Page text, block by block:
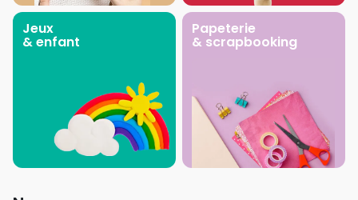
Jeux
& enfant
Papeterie
& scrapbooking